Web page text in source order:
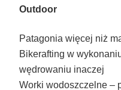
Outdoor
Patagonia więcej niż
Bikerafting w
wędrowaniu inaczej
Worki wodoszczelne –